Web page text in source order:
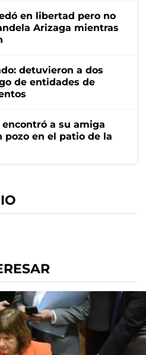
en libertad pero no
Arizaga mientras
detuvieron a dos
de entidades de
a su amiga
en el patio de la